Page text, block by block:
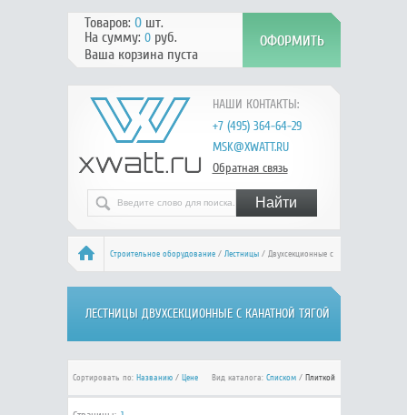
НАШИ КОНТАКТЫ:
+7 (495) 364-64-29
MSK@XWATT.RU
Обратная связь
Товаров: 0шт.
На сумму: 0руб.
Ваша корзина пуста
Строительное оборудование/ Лестницы/ Двухсекционные с
тягой
ЛЕСТНИЦЫ ДВУХСЕКЦИОННЫЕ С КАНАТНОЙ ТЯГОЙ
Сортировать по: Названию/ Цене Вид каталога: Списком/ Плиткой